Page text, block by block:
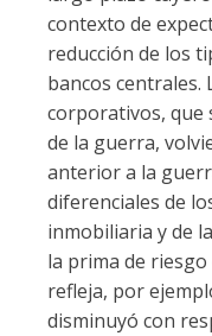
contexto de
reducción de los
bancos centrales.
corporativos, que
de la guerra,
anterior a la
diferenciales de
inmobiliaria y de
la prima de riesgo
refleja, por
disminuyó con